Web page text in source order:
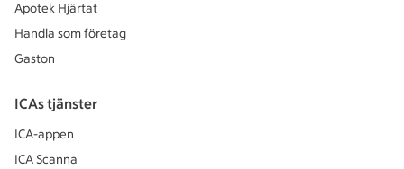
Apotek Hjärtat
Handla som företag
Gaston
ICAs tjänster
ICA-appen
ICA Scanna